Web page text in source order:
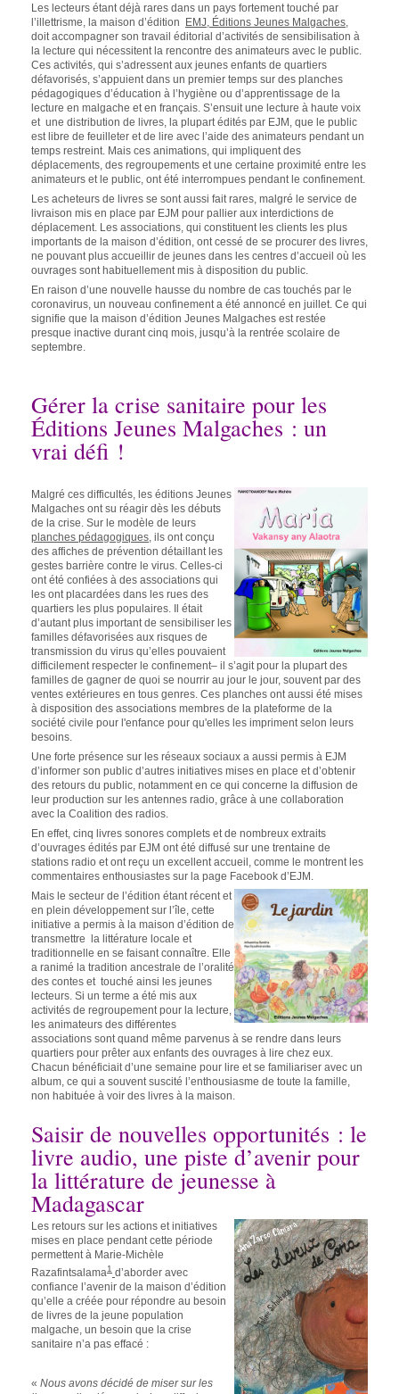
Les lecteurs étant déjà rares dans un pays fortement touché par
l’illettrisme, la maison d’édition EMJ, Éditions Jeunes Malgaches,
doit accompagner son travail éditorial d’activités de sensibilisation à
la lecture qui nécessitent la rencontre des animateurs avec le public.
Ces activités, qui s’adressent aux jeunes enfants de quartiers
défavorisés, s’appuient dans un premier temps sur des planches
pédagogiques d’éducation à l’hygiène ou d’apprentissage de la
lecture en malgache et en français. S’ensuit une lecture à haute voix
et une distribution de livres, la plupart édités par EJM, que le public
est libre de feuilleter et de lire avec l’aide des animateurs pendant un
temps restreint. Mais ces animations, qui impliquent des
déplacements, des regroupements et une certaine proximité entre les
animateurs et le public, ont été interrompues pendant le confinement.
Les acheteurs de livres se sont aussi fait rares, malgré le service de
livraison mis en place par EJM pour pallier aux interdictions de
déplacement. Les associations, qui constituent les clients les plus
importants de la maison d’édition, ont cessé de se procurer des livres,
ne pouvant plus accueillir de jeunes dans les centres d’accueil où les
ouvrages sont habituellement mis à disposition du public.
En raison d’une nouvelle hausse du nombre de cas touchés par le
coronavirus, un nouveau confinement a été annoncé en juillet. Ce qui
signifie que la maison d’édition Jeunes Malgaches est restée
presque inactive durant cinq mois, jusqu’à la rentrée scolaire de
septembre.
Gérer la crise sanitaire pour les
Éditions Jeunes Malgaches : un
vrai défi !
Malgré ces difficultés, les éditions Jeunes
Malgaches ont su réagir dès les débuts
de la crise. Sur le modèle de leurs
planches pédagogiques ils ont conçu
des affiches de prévention détaillant les
gestes barrière contre le virus. Celles-ci
ont été confiées à des associations qui
les ont placardées dans les rues des
quartiers les plus populaires. Il était
d’autant plus important de sensibiliser les
familles défavorisées aux risques de
transmission du virus qu’elles pouvaient
difficilement respecter le confinement– il s’agit pour la plupart des
familles de gagner de quoi se nourrir au jour le jour, souvent par des
ventes extérieures en tous genres. Ces planches ont aussi été mises
à disposition des associations membres de la plateforme de la
société civile pour l'enfance pour qu'elles les impriment selon leurs
besoins.
Une forte présence sur les réseaux sociaux a aussi permis à EJM
d’informer son public d’autres initiatives mises en place et d’obtenir
des retours du public, notamment en ce qui concerne la diffusion de
leur production sur les antennes radio, grâce à une collaboration
avec la Coalition des radios.
En effet, cinq livres sonores complets et de nombreux extraits
d’ouvrages édités par EJM ont été diffusé sur une trentaine de
stations radio et ont reçu un excellent accueil, comme le montrent les
commentaires enthousiastes sur la page Facebook d’EJM.
Mais le secteur de l’édition étant récent et
en plein développement sur l’île, cette
initiative a permis à la maison d’édition de
transmettre la littérature locale et
traditionnelle en se faisant connaître. Elle
a ranimé la tradition ancestrale de l’oralité
des contes et touché ainsi les jeunes
lecteurs. Si un terme a été mis aux
activités de regroupement pour la lecture,
les animateurs des différentes
associations sont quand même parvenus à se rendre dans leurs
quartiers pour prêter aux enfants des ouvrages à lire chez eux.
Chacun bénéficiait d’une semaine pour lire et se familiariser avec un
album, ce qui a souvent suscité l’enthousiasme de toute la famille,
non habituée à voir des livres à la maison.
Saisir de nouvelles opportunités : le
livre audio, une piste d’avenir pour
la littérature de jeunesse à
Madagascar
Les retours sur les actions et initiatives
mises en place pendant cette période
permettent à Marie-Michèle
Razafintsalama1 d’aborder avec
confiance l’avenir de la maison d’édition
qu’elle a créée pour répondre au besoin
de livres de la jeune population
malgache, un besoin que la crise
sanitaire n’a pas effacé :
« Nous avons décidé de miser sur les